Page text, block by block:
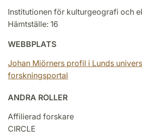
Institutionen för kulturgeografi och
Hämtställe: 16
WEBBPLATS
Johan Miörners profil i Lunds
forskningsportal
ANDRA ROLLER
Affilierad forskare
CIRCLE